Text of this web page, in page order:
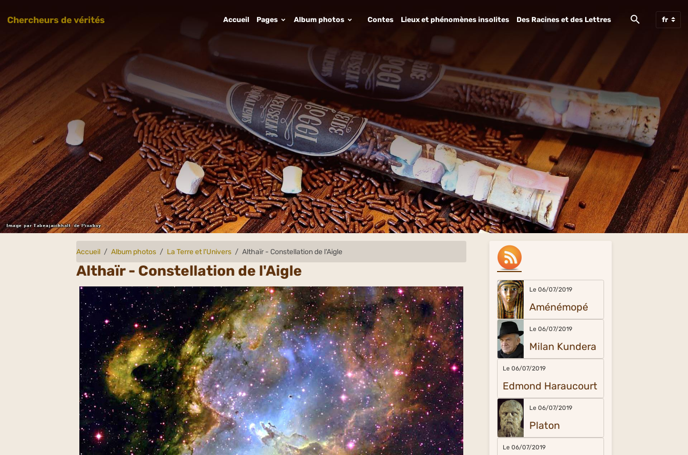
Chercheurs de vérités Accueil Pages Album photos Contes Lieux et phénomènes insolites Des Racines et des Lettres
Accueil Album photos La Terre et l'Univers Althaïr - Constellation de l'Aigle
Althaïr - Constellation de l'Aigle
Le 06/07/2019
Aménémopé
Le 06/07/2019
Milan Kundera
Le 06/07/2019
Edmond Haraucourt
Le 06/07/2019
Platon
Le 06/07/2019